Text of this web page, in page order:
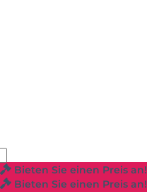
Bieten Sie einen Preis an!
Bieten Sie einen Preis an!